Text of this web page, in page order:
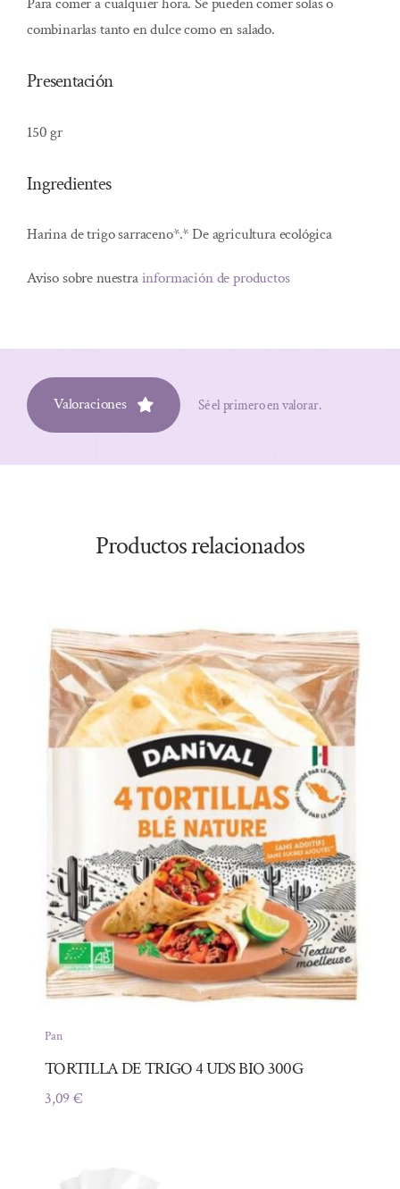
combinarlas tanto en dulce como en salado.
Presentación
150 gr
Ingredientes
Harina de trigo sarraceno*.* De agricultura ecológica
Aviso sobre nuestrainformación de productos
Valoraciones Sé el primero en valorar.
Productos relacionados
Pan
TORTILLA DE TRIGO 4 UDS BIO 300G
3,09€